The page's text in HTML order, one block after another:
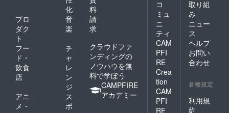
化
プロ
ダク
ト
音
楽
フー
ド・
飲食
店
チ
ャ
レ
ン
ジ
アニ
メ・
ス
ポ
料
請
求
クラウドファ
ンディングの
ノウハウを無
料で学ぼう
CAMPFIRE
アカデミー
コ
ミュ
ニ
ティ
CAM
PFI
RE
Crea
tion
CAM
PFI
RE
取り組
み
ニュー
ス
ヘルプ
お問い
合わせ
各種規定
利用規
約